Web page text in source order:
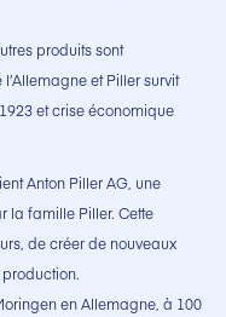
produits sont
et Piller survit
et crise économique
Anton Piller AG, une
la famille Piller. Cette
de créer de nouveaux
production.
en Allemagne, à 100